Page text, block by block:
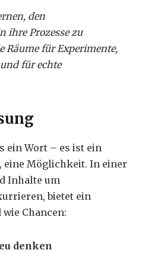
den
ihre Prozesse zu
Räume für Experimente,
für echte
ein Wort – es ist ein
eine Möglichkeit. In einer
Inhalte um
bietet ein
Chancen:
denken